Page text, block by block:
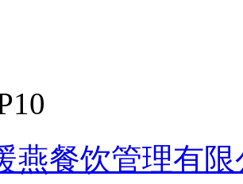
燕餐饮管理有限